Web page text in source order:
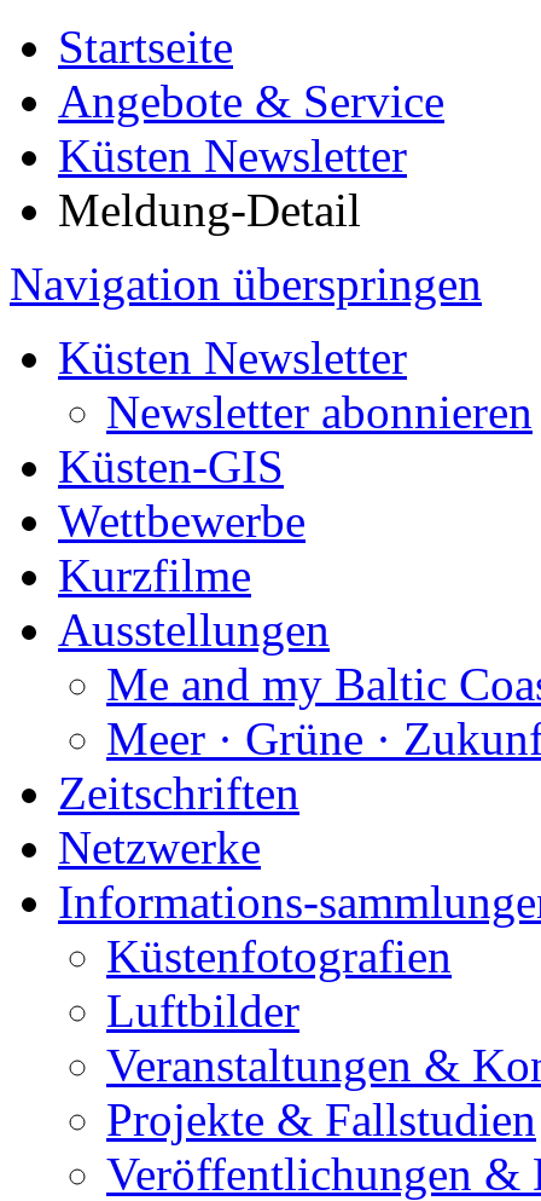
Startseite
Angebote & Service
Küsten Newsletter
Meldung-Detail
Navigation überspringen
Küsten Newsletter
Newsletter abonnieren
Küsten-GIS
Wettbewerbe
Kurzfilme
Ausstellungen
Me and my Baltic
Meer · Grüne ·
Zeitschriften
Netzwerke
Informations-
Küstenfotografien
Luftbilder
Veranstaltungen &
Projekte & Fallstudien
Veröffentlichungen &